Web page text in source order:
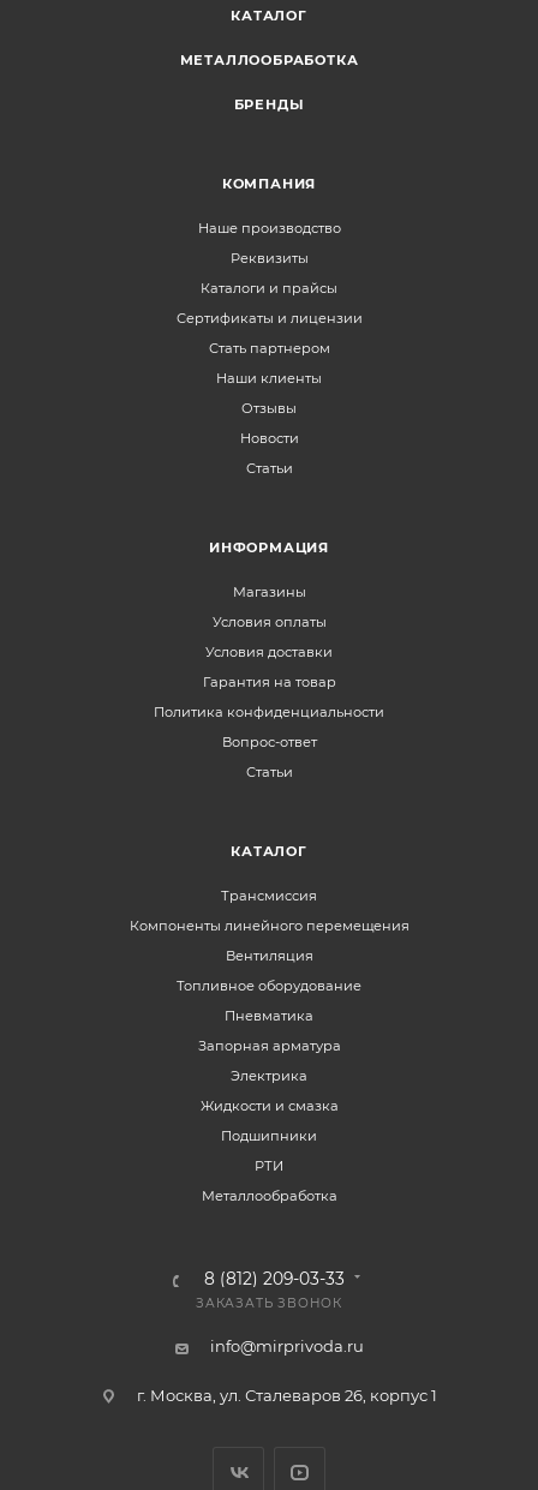
КАТАЛОГ
МЕТАЛЛООБРАБОТКА
БРЕНДЫ
КОМПАНИЯ
Наше производство
Реквизиты
Каталоги и прайсы
Сертификаты и лицензии
Стать партнером
Наши клиенты
Отзывы
Новости
Статьи
ИНФОРМАЦИЯ
Магазины
Условия оплаты
Условия доставки
Гарантия на товар
Политика конфиденциальности
Вопрос-ответ
Статьи
КАТАЛОГ
Трансмиссия
Компоненты линейного перемещения
Вентиляция
Топливное оборудование
Пневматика
Запорная арматура
Электрика
Жидкости и смазка
Подшипники
РТИ
Металлообработка
8 (812) 209-03-33
ЗАКАЗАТЬ ЗВОНОК
info@mirprivoda.ru
г. Москва, ул. Сталеваров 26, корпус 1